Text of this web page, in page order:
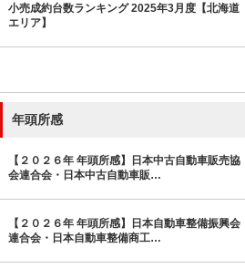
小売成約台数ランキング 2025年3月度【北海道
エリア】
年頭所感
【２０２６年 年頭所感】日本中古自動車販売協
会連合会・日本中古自動車販…
【２０２６年 年頭所感】日本自動車整備振興会
連合会・日本自動車整備商工…